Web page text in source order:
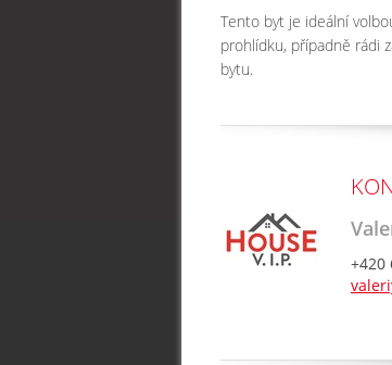
Tento byt je ideální
prohlídku, případně rádi
bytu.
+420